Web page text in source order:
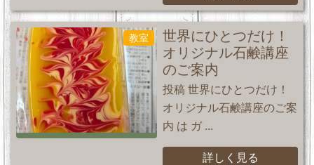
教室
世界にひとつだけ！
オリジナル石鹸講座
のご案内
投稿 世界にひとつだけ！
オリジナル石鹸講座のご案
内 は ガ ...
詳しく見る